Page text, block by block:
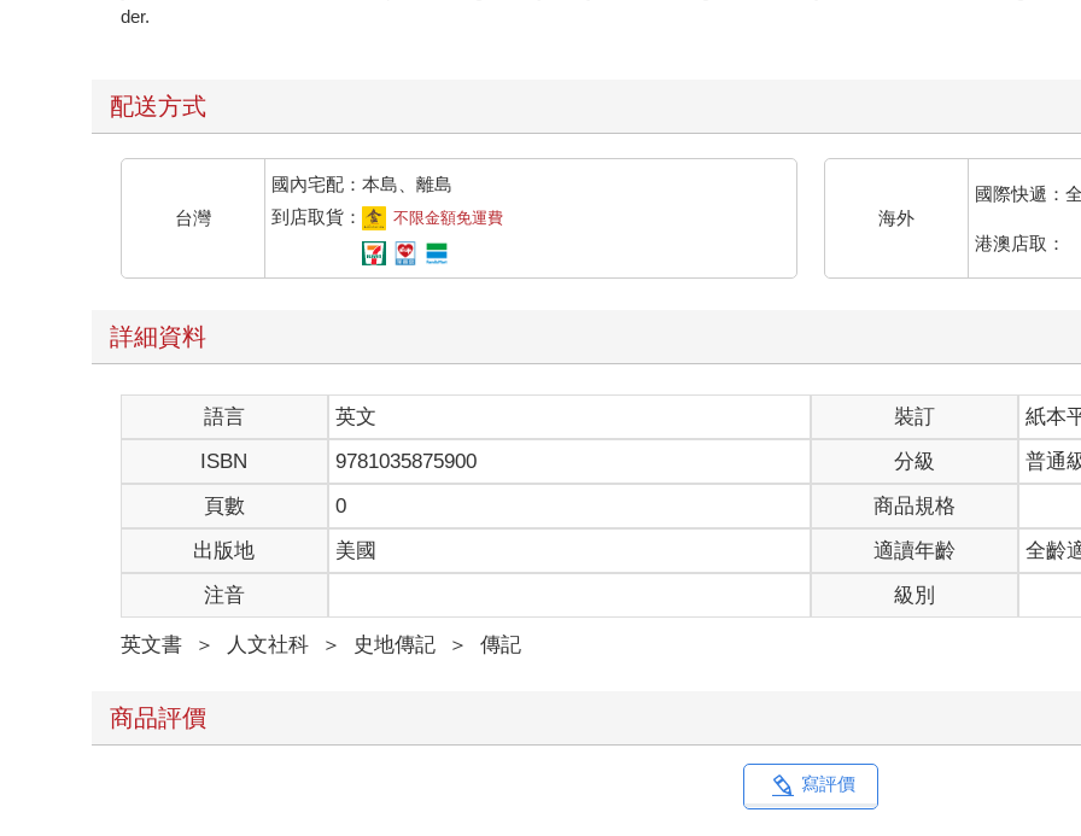
der.
配送方式
台灣
國內宅配：本島、離島
到店取貨：
不限金額免運費 海外
國際快遞：
港澳店取：
詳細資料
語言 英文 裝訂
紙本
ISBN
9781035875900 分級
普通
頁數
0
商品規格
出版地
美國 適讀年齡
全齡
注音
級別
英文書 ＞ 人文社科 ＞ 史地傳記 ＞ 傳記
商品評價
寫評價